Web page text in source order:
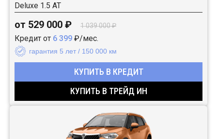
Deluxe 1.5 AT
от 529 000 ₽ 1 039 000 ₽
Кредит от 6 399 ₽/мес.
гарантия 5 лет / 150 000 км
КУПИТЬ В КРЕДИТ
КУПИТЬ В ТРЕЙД ИН